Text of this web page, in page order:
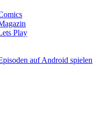
Play
auf Android spielen